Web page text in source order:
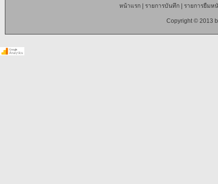
หน้าแรก| รายการบันทึก| รายการยืมห
Copyright © 2013